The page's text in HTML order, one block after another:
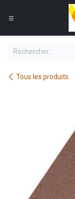
Se rendre au contenu
Tous les produits